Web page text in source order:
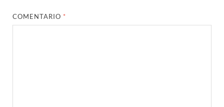
COMENTARIO *